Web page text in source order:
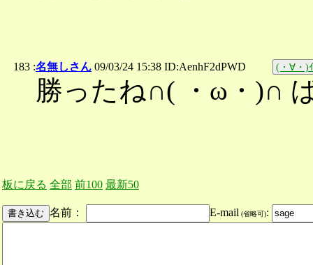
183 :名無しさん 09/03/24 15:38 ID:AenhF2dPWD (・∀・)
勝ったね∩( ・ω・)∩
板に戻る 全部 前100 最新50
名前： E-mail (省略可):